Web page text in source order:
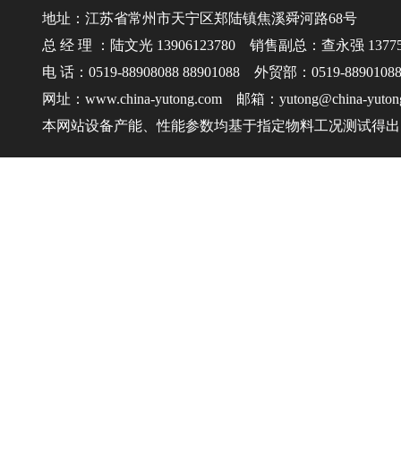
地址：江苏省常州市天宁区郑陆镇焦溪舜河路68号
总 经 理 ：陆文光 13906123780 销售副总：查永强
电 话：0519-88908088 88901088 外贸部：0519-
网址：www.china-yutong.com 邮箱：yutong@china-
本网站设备产能、性能参数均基于指定物料工况测试得